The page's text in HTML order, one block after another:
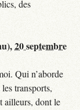
des
20 septembre
Qui n’aborde
transports,
ailleurs, dont le